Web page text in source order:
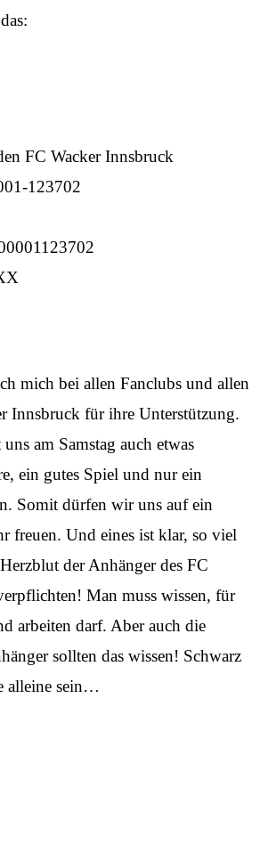
FC Wacker Innsbruck
123702
mich bei allen Fanclubs und allen
Innsbruck für ihre Unterstützung.
am Samstag auch etwas
ein gutes Spiel und nur ein
Somit dürfen wir uns auf ein
freuen. Und eines ist klar, so viel
der Anhänger des FC
Man muss wissen, für
arbeiten darf. Aber auch die
sollten das wissen! Schwarz
alleine sein…